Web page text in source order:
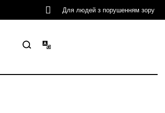
Для людей з порушенням зору